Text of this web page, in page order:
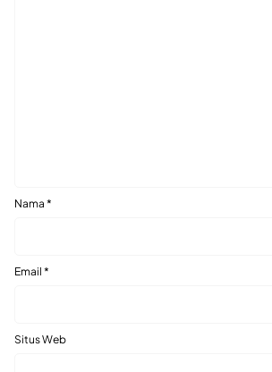
Nama *
Email *
Situs Web